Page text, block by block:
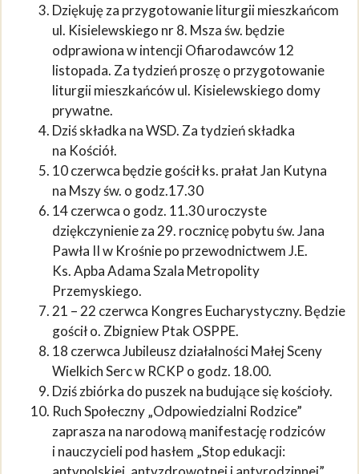
Dziękuję za przygotowanie liturgii mieszkańcom
ul. Kisielewskiego nr 8. Msza św. będzie
odprawiona w intencji Ofiarodawców 12
listopada. Za tydzień proszę o przygotowanie
liturgii mieszkańców ul. Kisielewskiego domy
prywatne.
Dziś składka na WSD. Za tydzień składka
na Kościół.
10 czerwca będzie gościł ks. prałat Jan Kutyna
na Mszy św. o godz.17.30
14 czerwca o godz. 11.30 uroczyste
dziękczynienie za 29. rocznicę pobytu św. Jana
Pawła II w Krośnie po przewodnictwem J.E.
Ks. Apba Adama Szala Metropolity
Przemyskiego.
21 – 22 czerwca Kongres Eucharystyczny. Będzie
gościł o. Zbigniew Ptak OSPPE.
18 czerwca Jubileusz działalności Małej Sceny
Wielkich Serc w RCKP o godz. 18.00.
Dziś zbiórka do puszek na budujące się kościoły.
Ruch Społeczny „Odpowiedzialni Rodzice”
zaprasza na narodową manifestację rodziców
i nauczycieli pod hasłem „Stop edukacji: